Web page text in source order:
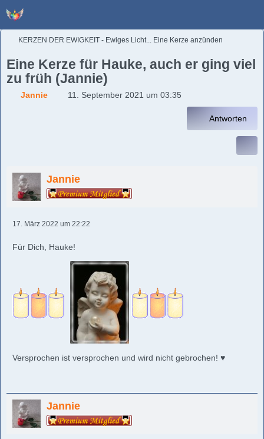
KERZEN DER EWIGKEIT - Ewiges Licht... Eine Kerze anzünden
Eine Kerze für Hauke, auch er ging viel
zu früh (Jannie)
Jannie 11. September 2021 um 03:35
Antworten
Jannie
17. März 2022 um 22:22
Für Dich, Hauke!
Versprochen ist versprochen und wird nicht gebrochen! ♥️
Jannie